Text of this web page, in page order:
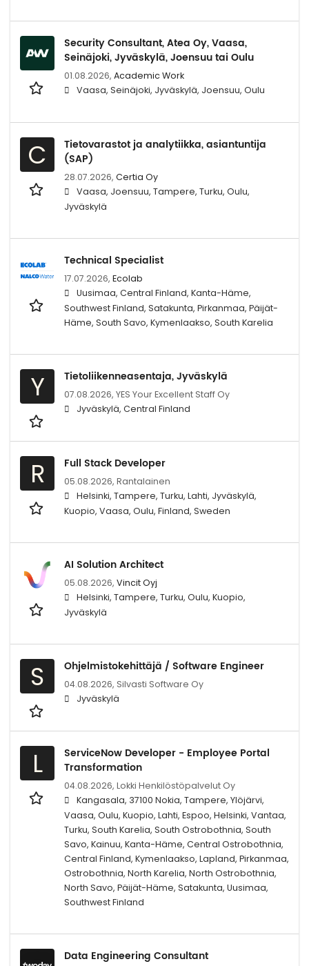
Security Consultant, Atea Oy, Vaasa,
Seinäjoki, Jyväskylä, Joensuu tai Oulu
01.08.2026, Academic Work
Vaasa, Seinäjoki, Jyväskylä, Joensuu, Oulu
C
Tietovarastot ja analytiikka, asiantuntija
(SAP)
28.07.2026, Certia Oy
Vaasa, Joensuu, Tampere, Turku, Oulu,
Jyväskylä
Technical Specialist
17.07.2026, Ecolab
Uusimaa, Central Finland, Kanta-Häme,
Southwest Finland, Satakunta, Pirkanmaa, Päijät-
Häme, South Savo, Kymenlaakso, South Karelia
Y Tietoliikenneasentaja, Jyväskylä
07.08.2026, YES Your Excellent Staff Oy
Jyväskylä, Central Finland
R Full Stack Developer
05.08.2026, Rantalainen
Helsinki, Tampere, Turku, Lahti, Jyväskylä,
Kuopio, Vaasa, Oulu, Finland, Sweden
AI Solution Architect
05.08.2026, Vincit Oyj
Helsinki, Tampere, Turku, Oulu, Kuopio,
Jyväskylä
S Ohjelmistokehittäjä / Software Engineer
04.08.2026, Silvasti Software Oy
Jyväskylä
L
ServiceNow Developer - Employee Portal
Transformation
04.08.2026, Lokki Henkilöstöpalvelut Oy
Kangasala, 37100 Nokia, Tampere, Ylöjärvi,
Vaasa, Oulu, Kuopio, Lahti, Espoo, Helsinki, Vantaa,
Turku, South Karelia, South Ostrobothnia, South
Savo, Kainuu, Kanta-Häme, Central Ostrobothnia,
Central Finland, Kymenlaakso, Lapland, Pirkanmaa,
Ostrobothnia, North Karelia, North Ostrobothnia,
North Savo, Päijät-Häme, Satakunta, Uusimaa,
Southwest Finland
Data Engineering Consultant